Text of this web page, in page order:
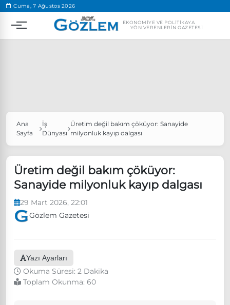
Cuma, 7 Ağustos 2026
EKONOMIYE VE POLITIKAYA
YÖN VERENLERIN GAZETESI
Popüler Aramalar
Özgür Özel, Ekrem İmamoğlu’nu ziyaret edecek
Ünlü çift bir etkinliğe daha katılmama kararı aldı
Ana
Sayfa
İş
Dünyası
Üretim değil bakım çöküyor: Sanayide
milyonluk kayıp dalgası
Üretim değil bakım çöküyor:
Sanayide milyonluk kayıp dalgası
29 Mart 2026, 22:01
Gözlem Gazetesi
Yazı Ayarları
Okuma Süresi: 2 Dakika
Toplam Okunma: 60